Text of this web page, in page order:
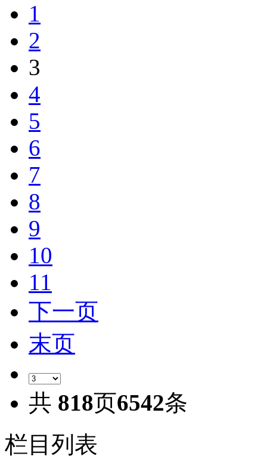
1
2
3
4
5
6
7
8
9
10
11
下一页
末页
共 818页6542条
栏目列表